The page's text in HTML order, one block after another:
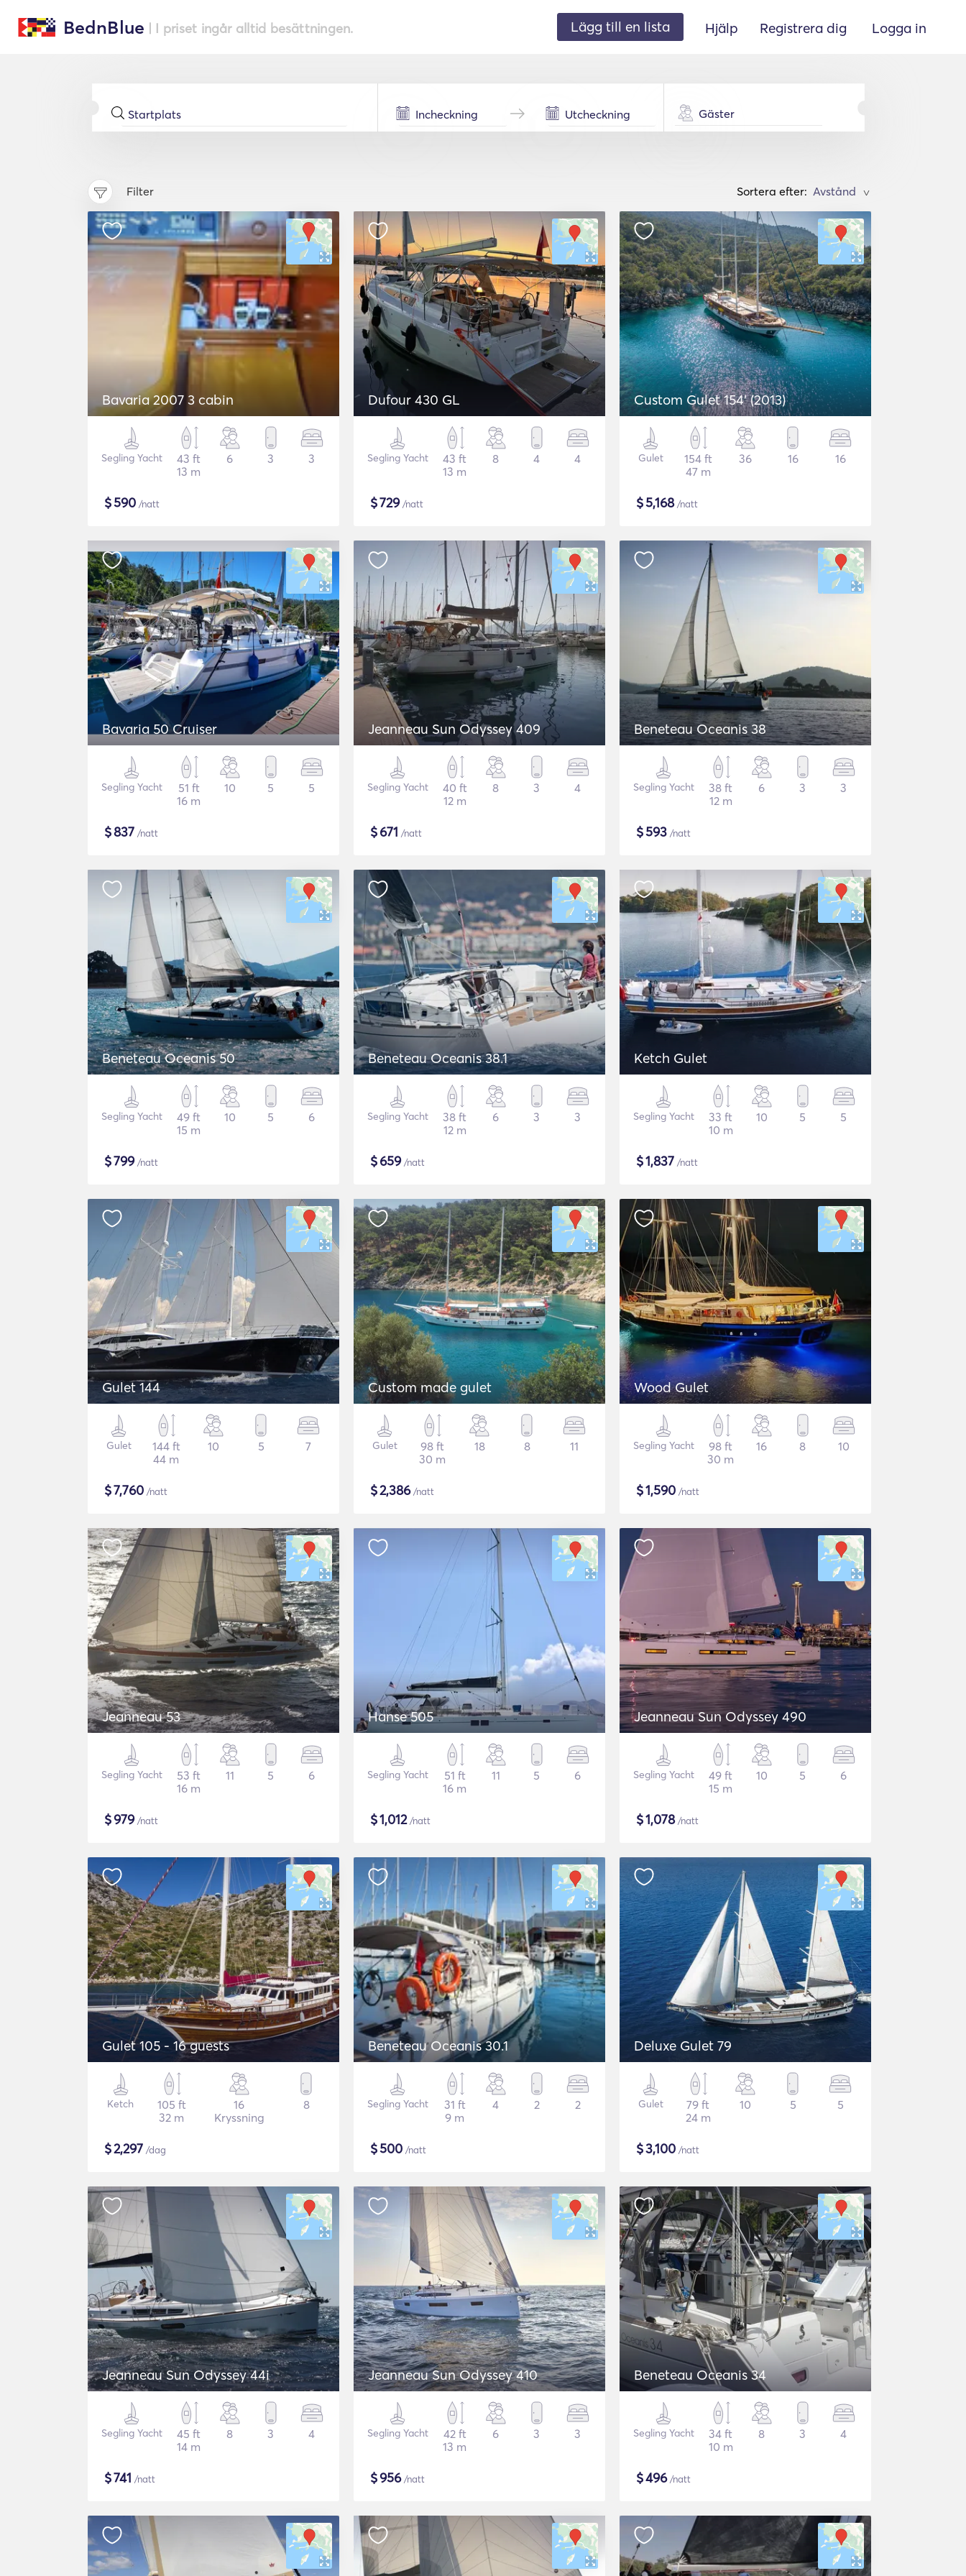
BednBlue | I priset ingår alltid besättningen. Lägg till en lista Hjälp Registrera dig Logga in
Gäster
Filter Sortera efter: >
Bavaria 2007 3 cabin
Segling Yacht
43 ft
13 m
6 3 3
$590 /natt
Dufour 430 GL
Segling Yacht
43 ft
13 m
8 4 4
$729/natt
Custom Gulet 154' (2013)
Gulet
154 ft
47 m
36 16 16
$5,168/natt
Bavaria 50 Cruiser
Segling Yacht
51 ft
16 m
10 5 5
$837 /natt
Jeanneau Sun Odyssey 409
Segling Yacht
40 ft
12 m
8 3 4
$671 /natt
Beneteau Oceanis 38
Segling Yacht
38 ft
12 m
6 3 3
$593 /natt
Beneteau Oceanis 50
Segling Yacht
49 ft
15 m
10 5 6
$799/natt
Beneteau Oceanis 38.1
Segling Yacht
38 ft
12 m
6 3 3
$659/natt
Ketch Gulet
Segling Yacht
33 ft
10 m
10 5 5
$1,837 /natt
Gulet 144
Gulet
144 ft
44 m
10 5 7
$7,760 /natt
Custom made gulet
Gulet
98 ft
30 m
18 8 11
$2,386/natt
Wood Gulet
Segling Yacht
98 ft
30 m
16 8 10
$1,590 /natt
Jeanneau 53
Segling Yacht
53 ft
16 m
11 5 6
$979/natt
Hanse 505
Segling Yacht
51 ft
16 m
11 5 6
$1,012/natt
Jeanneau Sun Odyssey 490
Segling Yacht
49 ft
15 m
10 5 6
$1,078/natt
Gulet 105 - 16 guests
Ketch
105 ft
32 m
16
Kryssning
8
$2,297 /dag
Beneteau Oceanis 30.1
Segling Yacht
31 ft
9 m
4 2 2
$500 /natt
Deluxe Gulet 79
Gulet
79 ft
24 m
10 5 5
$3,100 /natt
Jeanneau Sun Odyssey 44i
Segling Yacht
45 ft
14 m
8 3 4
$741 /natt
Jeanneau Sun Odyssey 410
Segling Yacht
42 ft
13 m
6 3 3
$956/natt
Beneteau Oceanis 34
Segling Yacht
34 ft
10 m
8 3 4
$496/natt